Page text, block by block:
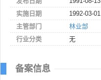
实施日期
1992-03-01
主管部门
林业部
行业分类
无
备案信息